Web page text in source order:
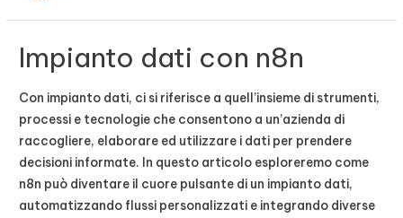
Microsoft
Excel
Impianto dati con n8n
Con impianto dati, ci si riferisce a quell’insieme di strumenti,
processi e tecnologie che consentono a un’azienda di
raccogliere, elaborare ed utilizzare i dati per prendere
decisioni informate. In questo articolo esploreremo come
n8n può diventare il cuore pulsante di un impianto dati,
automatizzando flussi personalizzati e integrando diverse